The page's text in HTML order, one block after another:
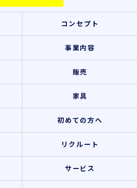
コンセプト
事業内容
販売
家具
初めての方へ
リクルート
サービス